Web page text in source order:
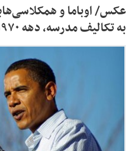
عکس/ اوباما و
به تکالیف مدرسه، دهه ۱۹۷۰ م